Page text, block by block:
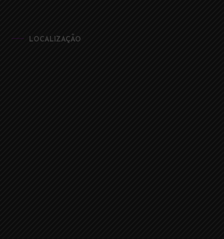
LOCALIZAÇÃO